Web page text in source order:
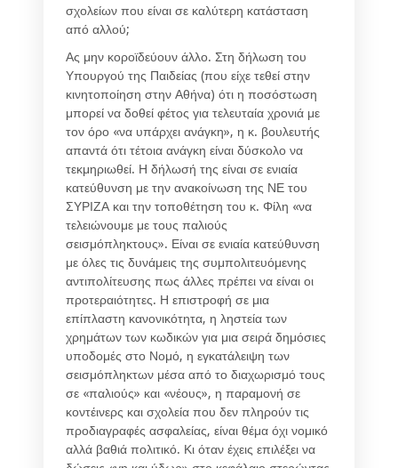
σχολείων που είναι σε καλύτερη κατάσταση
από αλλού;
Ας μην κοροϊδεύουν άλλο. Στη δήλωση του
Υπουργού της Παιδείας (που είχε τεθεί στην
κινητοποίηση στην Αθήνα) ότι η ποσόστωση
μπορεί να δοθεί φέτος για τελευταία χρονιά με
τον όρο «να υπάρχει ανάγκη», η κ. βουλευτής
απαντά ότι τέτοια ανάγκη είναι δύσκολο να
τεκμηριωθεί. Η δήλωσή της είναι σε ενιαία
κατεύθυνση με την ανακοίνωση της ΝΕ του
ΣΥΡΙΖΑ και την τοποθέτηση του κ. Φίλη «να
τελειώνουμε με τους παλιούς
σεισμόπληκτους». Είναι σε ενιαία κατεύθυνση
με όλες τις δυνάμεις της συμπολιτευόμενης
αντιπολίτευσης πως άλλες πρέπει να είναι οι
προτεραιότητες. Η επιστροφή σε μια
επίπλαστη κανονικότητα, η ληστεία των
χρημάτων των κωδικών για μια σειρά δημόσιες
υποδομές στο Νομό, η εγκατάλειψη των
σεισμόπληκτων μέσα από το διαχωρισμό τους
σε «παλιούς» και «νέους», η παραμονή σε
κοντέινερς και σχολεία που δεν πληρούν τις
προδιαγραφές ασφαλείας, είναι θέμα όχι νομικό
αλλά βαθιά πολιτικό. Κι όταν έχεις επιλέξει να